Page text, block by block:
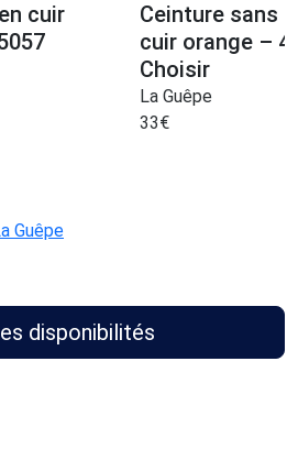
cuir
Ceinture sans
cuir orange –
Choisir
La Guêpe
33€
Guêpe
disponibilités